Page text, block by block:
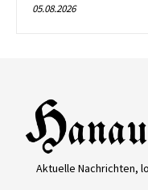
05.08.2026
Aktuelle Nachrichten,